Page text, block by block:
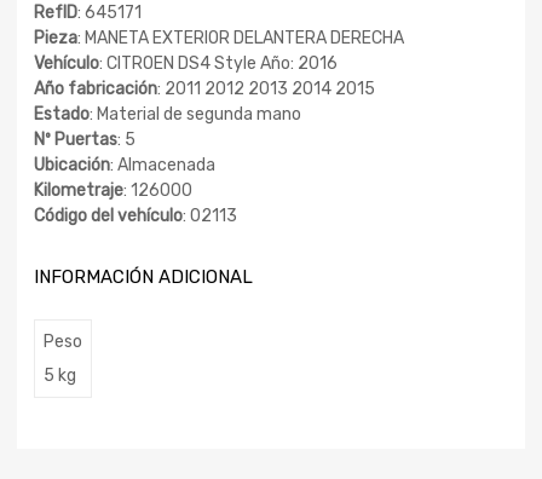
RefID: 645171
Pieza: MANETA EXTERIOR DELANTERA DERECHA
Vehículo: CITROEN DS4 Style Año: 2016
Año fabricación: 2011 2012 2013 2014 2015
Estado: Material de segunda mano
Nº Puertas: 5
Ubicación: Almacenada
Kilometraje: 126000
Código del vehículo: 02113
INFORMACIÓN ADICIONAL
Peso
5 kg